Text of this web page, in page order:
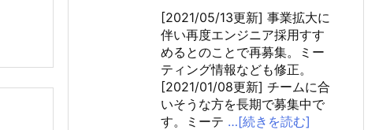
[2021/05/13更新] 事業拡大に
伴い再度エンジニア採用すす
めるとのことで再募集。ミー
ティング情報なども修正。
[2021/01/08更新] チームに合
いそうな方を長期で募集中で
す。ミーテ …[続きを読む]